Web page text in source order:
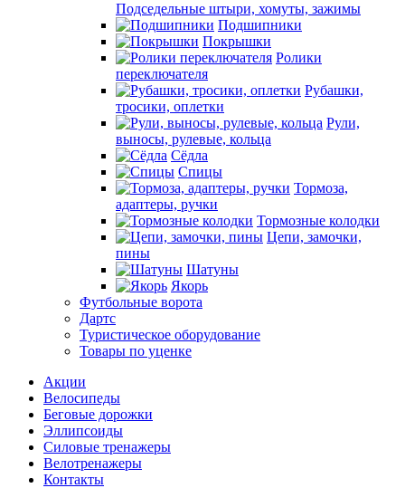
Подседельные штыри, хомуты, зажимы
Подшипники
Покрышки
Ролики
переключателя
Рубашки,
тросики, оплетки
Рули,
выносы, рулевые, кольца
Сёдла
Спицы
Тормоза,
адаптеры, ручки
Тормозные колодки
Цепи, замочки,
пины
Шатуны
Якорь
Футбольные ворота
Дартс
Туристическое оборудование
Товары по уценке
Акции
Велосипеды
Беговые дорожки
Эллипсоиды
Силовые тренажеры
Велотренажеры
Контакты